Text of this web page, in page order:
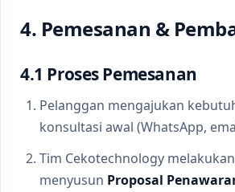
4. Pemesanan &
4.1 Proses Pemesanan
Pelanggan mengajukan
konsultasi awal (WhatsApp,
Tim Cekotechnology
menyusun Proposal